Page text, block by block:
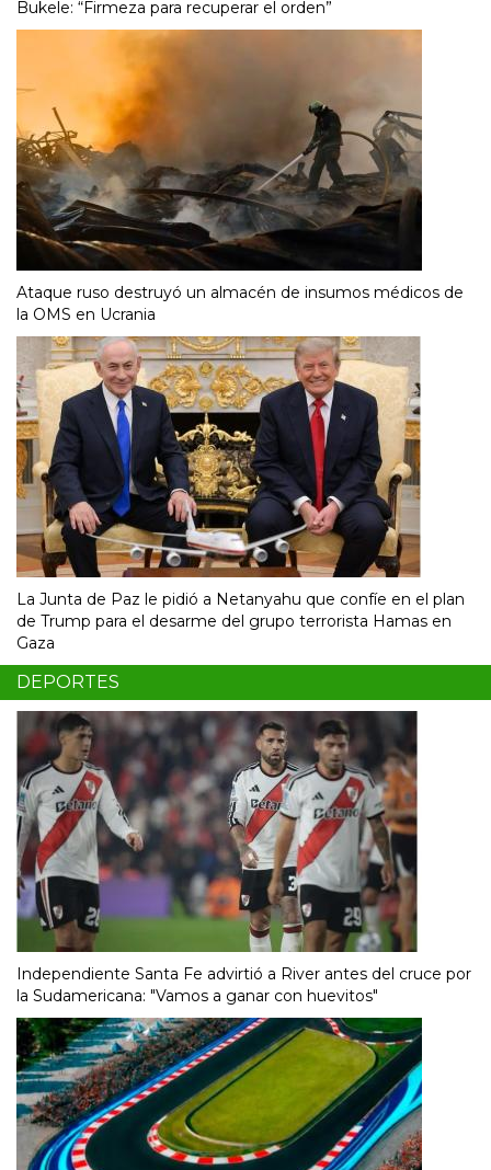
Bukele: “Firmeza para recuperar el orden”
Ataque ruso destruyó un almacén de insumos médicos de
la OMS en Ucrania
La Junta de Paz le pidió a Netanyahu que confíe en el plan
de Trump para el desarme del grupo terrorista Hamas en
Gaza
DEPORTES
Independiente Santa Fe advirtió a River antes del cruce por
la Sudamericana: "Vamos a ganar con huevitos"